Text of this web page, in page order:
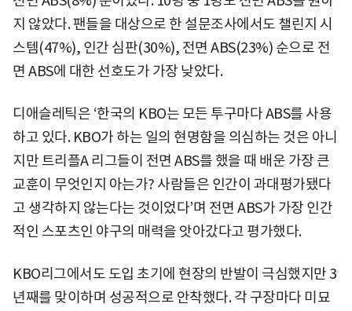
지 않았다. 팬들을 대상으로 한 설문조사에서도 챌린지 시
스템(47%), 인간 심판(30%), 전면 ABS(23%) 순으로 전
면 ABS에 대한 선호도가 가장 낮았다.
디애슬레틱은 ‘한국의 KBO는 모든 투구마다 ABS를 사용
하고 있다. KBO가 하는 일의 현명함을 의심하는 것은 아니
지만 트리플A 리그들이 전면 ABS를 했을 때 배운 가장 큰
교훈이 무엇인지 아는가? 사람들은 인간이 과대평가됐다
고 생각하지 않는다는 것이었다’며 전면 ABS가 가장 인간
적인 스포츠인 야구의 매력을 앗아갔다고 평가했다.
KBO리그에서도 도입 초기에 현장의 반발이 극심했지만 3
년째를 맞이하며 성공적으로 안착했다. 각 구장마다 미묘